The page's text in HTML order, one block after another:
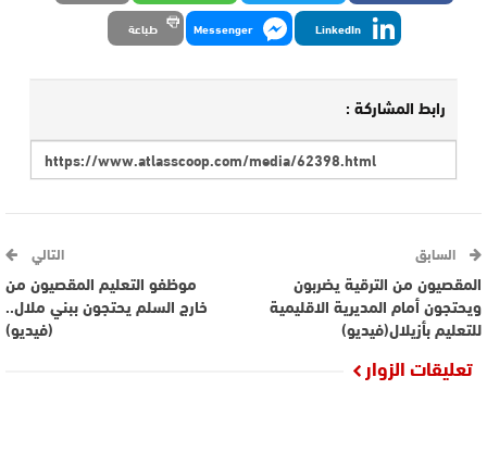
LinkedIn
Messenger طباعة
رابط المشاركة :
السابق
المقصيون من الترقية يضربون
ويحتجون أمام المديرية الاقليمية
للتعليم بأزيلال(فيديو)
التالي
موظفو التعليم المقصيون من
خارج السلم يحتجون ببني ملال..
(فيديو)
تعليقات الزوار